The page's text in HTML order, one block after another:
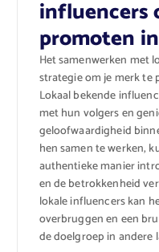
influencers
promoten
Het samenwerken met
strategie om je merk te
Lokaal bekende
met hun volgers en
geloofwaardigheid
hen samen te werken,
authentieke manier
en de betrokkenheid
lokale influencers kan
overbruggen en een
de doelgroep in andere